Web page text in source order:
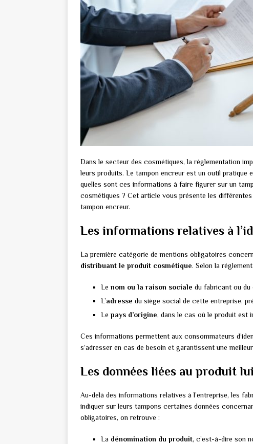
Dans le secteur des cosmétiques, la réglementation
leurs produits. Le tampon encreur est un outil
quelles sont ces informations à faire figurer sur un
cosmétiques ? Cet article vous présente les
tampon encreur.
Les informations relatives à
La première catégorie de mentions obligatoires
distribuant le produit cosmétique. Selon la
Le nom ou la raison sociale du fabricant ou du
L’adresse du siège social de cette entreprise,
Le pays d’origine, dans le cas où le produit est
Ces informations permettent aux consommateurs
s’adresser en cas de besoin et garantissent une
Les données liées au produit
Au-delà des informations relatives à l’entreprise, les
indiquer sur leurs tampons certaines données
obligatoires, on retrouve :
La dénomination du produit, c’est-à-dire son